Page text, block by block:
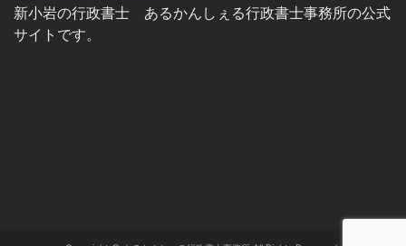
新小岩の行政書士 あるかんしぇる行政書士事務所の公式
サイトです。